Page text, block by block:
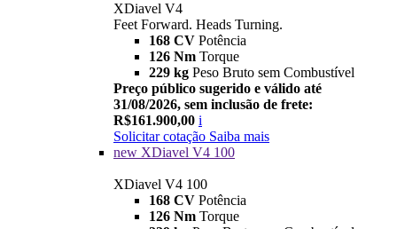
XDiavel V4
Feet Forward. Heads Turning.
168 CV Potência
126 Nm Torque
229 kg Peso Bruto sem Combustível
Preço público sugerido e válido até
31/08/2026, sem inclusão de frete:
R$161.900,00 i
Solicitar cotação Saiba mais
new XDiavel V4 100
XDiavel V4 100
168 CV Potência
126 Nm Torque